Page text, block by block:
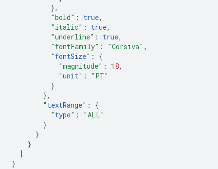
},
"bold" : true,
"italic" : true,
"underline" : true,
"fontFamily" : "Corsiva" ,
" fontSize" :
{
"magnitude" : 18,
"unit" :
"PT"
}
},
" textRange" :
{
" type" :
"ALL"
}
}
}
]
}